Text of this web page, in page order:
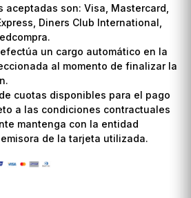
aceptadas son: Visa, Mastercard,
Diners Club International,
un cargo automático en la
al momento de finalizar la
cuotas disponibles para el pago
a las condiciones contractuales
mantenga con la entidad
de la tarjeta utilizada.